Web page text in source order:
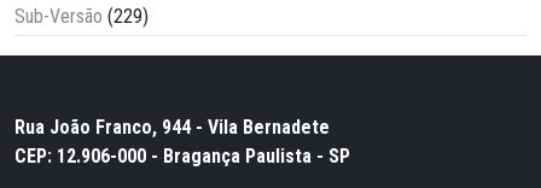
Sub-Versão (229)
Rua João Franco, 944 - Vila Bernadete
CEP: 12.906-000 - Bragança Paulista - SP